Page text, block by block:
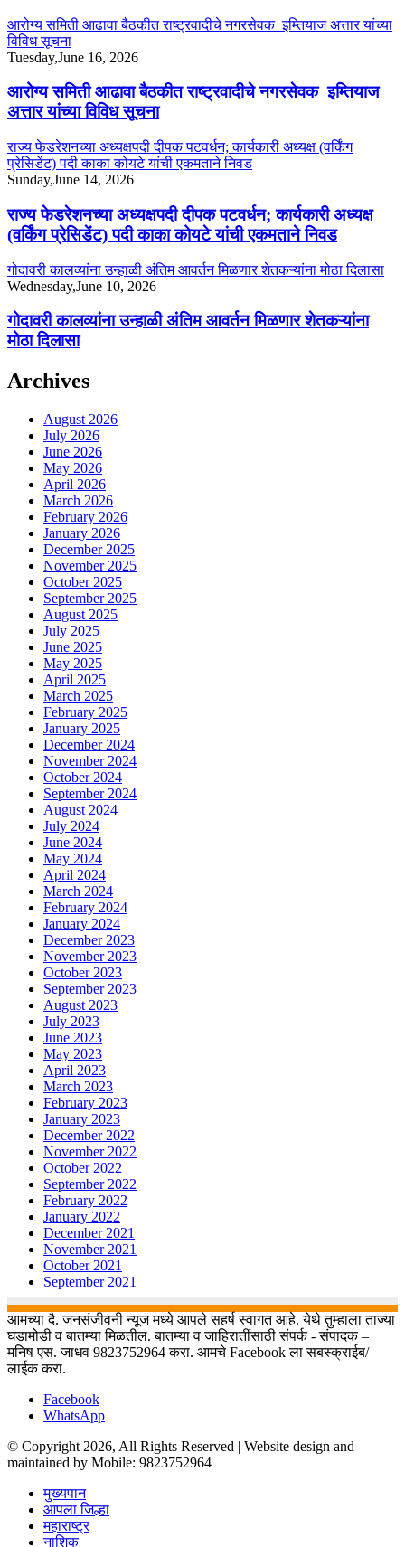
आरोग्य समिती आढावा बैठकीत राष्ट्रवादीचे नगरसेवक इम्तियाज अत्तार यांच्या
विविध सूचना
Tuesday,June 16, 2026
आरोग्य समिती आढावा बैठकीत राष्ट्रवादीचे नगरसेवक इम्तियाज
अत्तार यांच्या विविध सूचना
राज्य फेडरेशनच्या अध्यक्षपदी दीपक पटवर्धन; कार्यकारी अध्यक्ष (वर्किंग
प्रेसिडेंट) पदी काका कोयटे यांची एकमताने निवड
Sunday,June 14, 2026
राज्य फेडरेशनच्या अध्यक्षपदी दीपक पटवर्धन; कार्यकारी अध्यक्ष
(वर्किंग प्रेसिडेंट) पदी काका कोयटे यांची एकमताने निवड
गोदावरी कालव्यांना उन्हाळी अंतिम आवर्तन मिळणार शेतकऱ्यांना मोठा दिलासा
Wednesday,June 10, 2026
गोदावरी कालव्यांना उन्हाळी अंतिम आवर्तन मिळणार शेतकऱ्यांना
मोठा दिलासा
Archives
August 2026
July 2026
June 2026
May 2026
April 2026
March 2026
February 2026
January 2026
December 2025
November 2025
October 2025
September 2025
August 2025
July 2025
June 2025
May 2025
April 2025
March 2025
February 2025
January 2025
December 2024
November 2024
October 2024
September 2024
August 2024
July 2024
June 2024
May 2024
April 2024
March 2024
February 2024
January 2024
December 2023
November 2023
October 2023
September 2023
August 2023
July 2023
June 2023
May 2023
April 2023
March 2023
February 2023
January 2023
December 2022
November 2022
October 2022
September 2022
February 2022
January 2022
December 2021
November 2021
October 2021
September 2021
आमच्या दै. जनसंजीवनी न्यूज मध्ये आपले सहर्ष स्वागत आहे. येथे तुम्हाला ताज्या
घडामोडी व बातम्या मिळतील. बातम्या व जाहिरातींसाठी संपर्क - संपादक –
मनिष एस. जाधव 9823752964 करा. आमचे Facebook ला सबस्क्राईब/
लाईक करा.
Facebook
WhatsApp
© Copyright 2026, All Rights Reserved | Website design and
maintained by Mobile: 9823752964
मुख्यपान
आपला जिल्हा
महाराष्ट्र
नाशिक